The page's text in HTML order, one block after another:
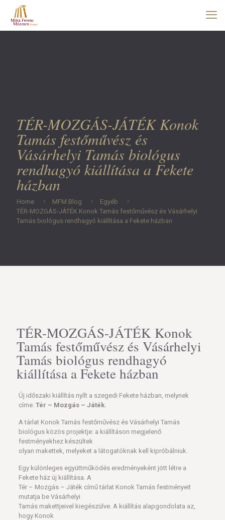
TÉR-MOZGÁS-JÁTÉK Konok
Tamás festőművész és
Vásárhelyi Tamás biológus
rendhagyó kiállítása a Fekete
házban
Home MFM Blog
Egyéb
TÉR-MOZGÁS-JÁTÉK Konok Tamás festőművész és Vásárhelyi
Tamás biológus rendhagyó kiállítása a Fekete házban
TÉR-MOZGÁS-JÁTÉK Konok
Tamás festőművész és Vásárhelyi
Tamás biológus rendhagyó
kiállítása a Fekete házban
Új időszaki kiállítás nyílt a szegedi Fekete házban, melynek
címe: Tér – Mozgás – Játék.
A tárlat Konok Tamás festőművész és Vásárhelyi Tamás
biológus közös projektje: a kiállításon megjelenő
festményekhez készültek
olyan makettek, melyeket a látogatóknak kell kipróbálniuk.
Egy különleges együttműködés eredményeként jött létre a
Fekete ház új kiállítása. A
Tér – Mozgás – Játék című tárlat Konok Tamás festményeit
mutatja be Vásárhelyi
Tamás makettjeivel kiegészülve. A kiállítás alapgondolata az,
hogy Konok